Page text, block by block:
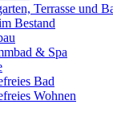
Terrasse und
Bestand
& Spa
Bad
Wohnen